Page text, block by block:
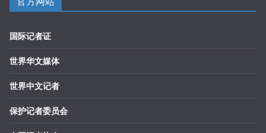
国际记者证
世界华文媒体
世界中文记者
保护记者委员会